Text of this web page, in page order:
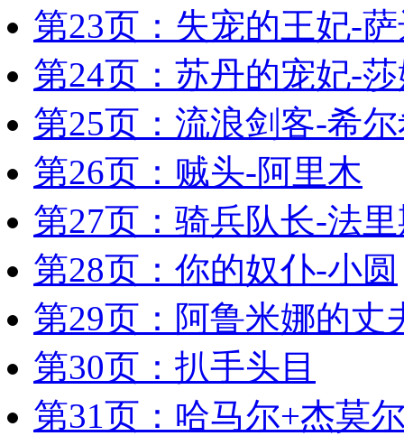
第23页：失宠的王妃-
第24页：苏丹的宠妃-
第25页：流浪剑客-希
第26页：贼头-阿里木
第27页：骑兵队长-法
第28页：你的奴仆-小圆
第29页：阿鲁米娜的丈
第30页：扒手头目
第31页：哈马尔+杰莫